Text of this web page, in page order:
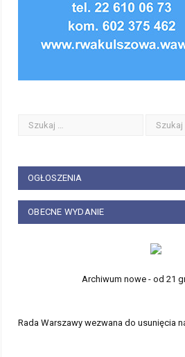
OGŁOSZENIA
OBECNE WYDANIE
Archiwum nowe - od 21
Rada Warszawy wezwana do usunięcia